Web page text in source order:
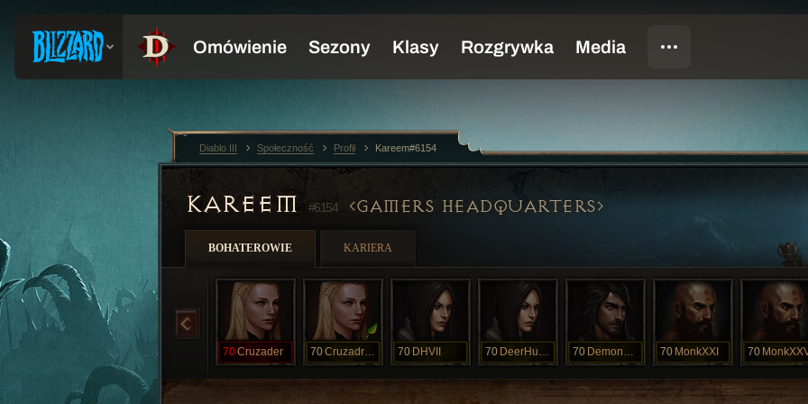
KAREEM #6154 GAMERS HEADQUARTERS
BOHATEROWIE KARIERA
70Cruzader 70 Cruzadress 70 DHVII 70 DeerHuntress 70 DemonHuntres 70 MonkXXI 70
Diablo III Społeczność Profil Kareem#6154